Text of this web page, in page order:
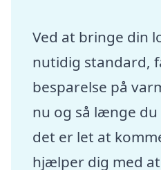
Ved at bringe din
nutidig standard,
besparelse på
nu og så længe du
det er let at
hjælper dig med